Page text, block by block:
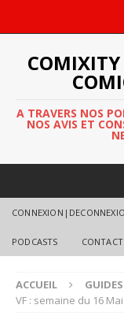
COMIXITY
A TRAVERS NOS
NOS AVIS ET
PODCASTS CONTACT
ACCUEIL
VF : semaine du 16